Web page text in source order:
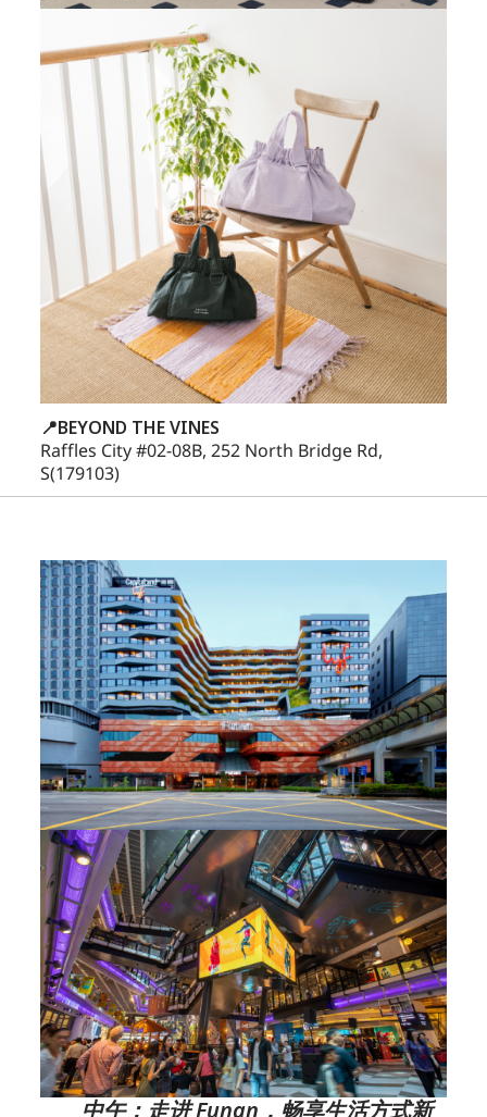
📍BEYOND THE VINES
Raffles City #02-08B, 252 North Bridge Rd,
S(179103)
中午：走进 Funan，畅享生活方式新